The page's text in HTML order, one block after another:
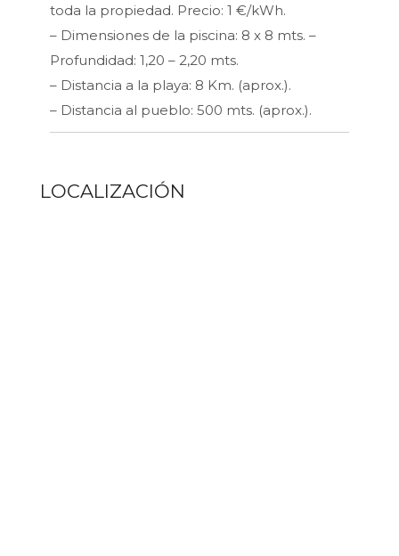
toda la propiedad. Precio: 1 €/kWh.
– Dimensiones de la piscina: 8 x 8 mts. –
Profundidad: 1,20 – 2,20 mts.
– Distancia a la playa: 8 Km. (aprox.).
– Distancia al pueblo: 500 mts. (aprox.).
LOCALIZACIÓN